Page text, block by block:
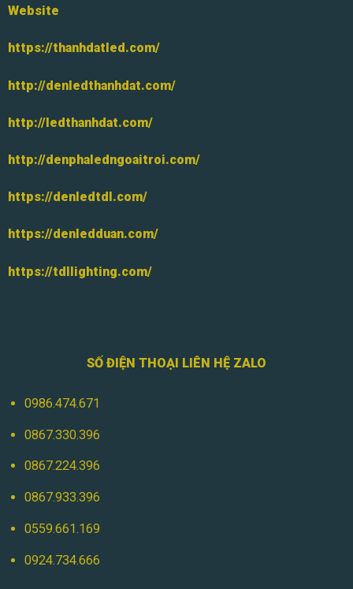
Website
https://thanhdatled.com/
http://denledthanhdat.com/
http://ledthanhdat.com/
http://denphaledngoaitroi.com/
https://denledtdl.com/
https://denledduan.com/
https://tdllighting.com/
SỐ ĐIỆN THOẠI LIÊN HỆ ZALO
0986.474.671
0867.330.396
0867.224.396
0867.933.396
0559.661.169
0924.734.666